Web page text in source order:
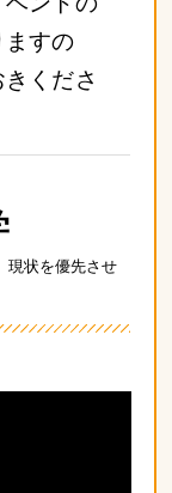
ますの
くださ
現状を優先させ